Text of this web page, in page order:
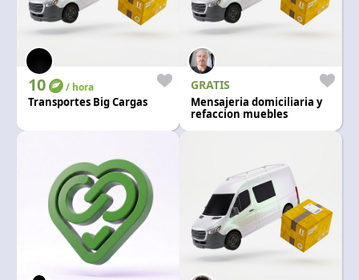
10 / hora
Transportes Big Cargas
GRATIS
Mensajeria domiciliaria y
refaccion muebles